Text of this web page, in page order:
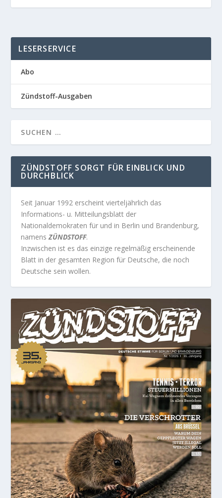
LESERSERVICE
Abo
Zündstoff-Ausgaben
ZÜNDSTOFF SORGT FÜR EINBLICK UND
DURCHBLICK
Seit Januar 1992 erscheint vierteljährlich das
Informations- u. Mitteilungsblatt der
Nationaldemokraten für und in Berlin und Brandenburg,
namensZÜNDSTOFF.
Inzwischen ist es das einzige regelmäßig erscheinende
Blatt in der gesamten Region für Deutsche, die noch
Deutsche sein wollen.